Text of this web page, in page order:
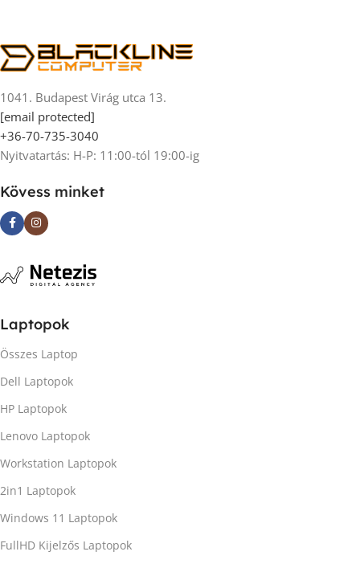
1041. Budapest Virág utca 13.
[email protected]
+36-70-735-3040
Nyitvatartás: H-P: 11:00-tól 19:00-ig
Kövess minket
Laptopok
Összes Laptop
Dell Laptopok
HP Laptopok
Lenovo Laptopok
Workstation Laptopok
2in1 Laptopok
Windows 11 Laptopok
FullHD Kijelzős Laptopok